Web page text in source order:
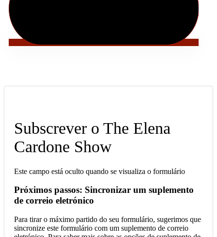
Subscrever o The Elena
Cardone Show
Este campo está oculto quando se visualiza o formulário
Próximos passos: Sincronizar um suplemento
de correio eletrónico
Para tirar o máximo partido do seu formulário, sugerimos que
sincronize este formulário com um suplemento de correio